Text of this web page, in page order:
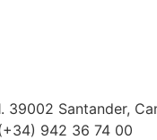
39002 Santander,
942 36 74 00